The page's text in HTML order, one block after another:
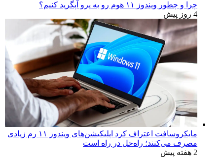
چرا و چطور ویندوز ۱۱ هوم رو به پرو آپگرید کنیم؟
4 روز پیش
مایکروسافت اعتراف کرد اپلیکیشن‌های ویندوز ۱۱ رم زیادی
مصرف می‌کنند؛ راه‌حل در راه است
2 هفته پیش